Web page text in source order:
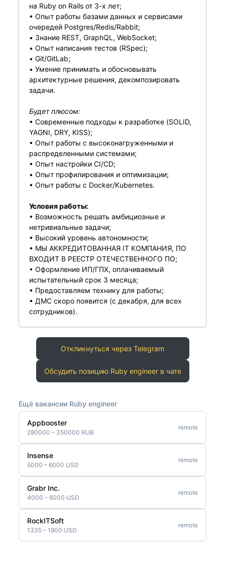
на Ruby on Rails от 3-х лет;
• Опыт работы базами данных и сервисами
очередей Postgres/Redis/Rabbit;
• Знание REST, GraphQL, WebSocket;
• Опыт написания тестов (RSpec);
• Git/GitLab;
• Умение принимать и обосновывать
архитектурные решения, декомпозировать
задачи.
Будет плюсом:
• Современные подходы к разработке (SOLID,
YAGNI, DRY, KISS);
• Опыт работы с высоконагруженными и
распределенными системами;
• Опыт настройки CI/CD;
• Опыт профилирования и оптимизации;
• Опыт работы с Docker/Kubernetes.
Условия работы:
• Возможность решать амбициозные и
нетривиальные задачи;
• Высокий уровень автономности;
• МЫ АККРЕДИТОВАННАЯ IT КОМПАНИЯ, ПО
ВХОДИТ В РЕЕСТР ОТЕЧЕСТВЕННОГО ПО;
• Оформление ИП/ГПХ, оплачиваемый
испытательный срок 3 месяца;
• Предоставляем технику для работы;
• ДМС скоро появится (с декабря, для всех
сотрудников).
Откликнуться через Telegram
Обсудить позицию Ruby engineer в чате
Ещё вакансии Ruby engineer
Appbooster
280000 – 350000 RUB
remote
Insense
5000 – 6000 USD
remote
Grabr Inc.
4000 – 6000 USD
remote
RockITSoft
1335 – 1900 USD
remote